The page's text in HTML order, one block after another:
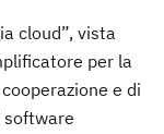
cloud”, vista
per la
e di
software